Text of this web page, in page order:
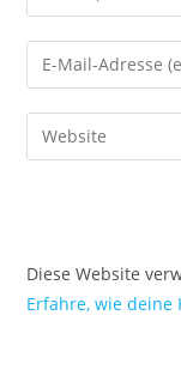
Diese Website
Erfahre, wie